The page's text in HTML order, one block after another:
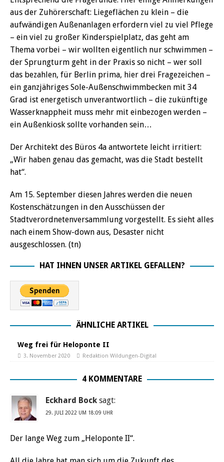
aus der Zuhörerschaft: Liegeflächen zu klein – die
aufwändigen Außenanlagen erfordern viel zu viel Pflege
– ein viel zu großer Kinderspielplatz, das geht am
Thema vorbei – wir wollten eigentlich nur schwimmen –
der Sprungturm geht in der Praxis so nicht – wer soll
das bezahlen, für Berlin prima, hier drei Fragezeichen –
ein ganzjähriges Sole-Außenschwimmbecken mit 34
Grad ist energetisch unverantwortlich – die zukünftige
Wasserknappheit muss mehr mit einbezogen werden –
ein Außenkiosk sollte vorhanden sein…
Der Architekt des Büros 4a antwortete leicht irritiert:
„Wir haben genau das gemacht, was die Stadt bestellt
hat“.
Am 15. September diesen Jahres werden die neuen
Kostenschätzungen in den Ausschüssen der
Stadtverordnetenversammlung vorgestellt. Es sieht alles
nach einem Show-down aus, Desaster nicht
ausgeschlossen. (tn)
HAT IHNEN UNSER ARTIKEL GEFALLEN?
ÄHNLICHE ARTIKEL
Weg frei für Heloponte II
3. November 2020 Redaktion Wildungen-Digital
4 KOMMENTARE
Eckhard Bock sagt:
29. JULI 2022 UM 18:09 UHR
Der lange Weg zum „Heloponte II“.